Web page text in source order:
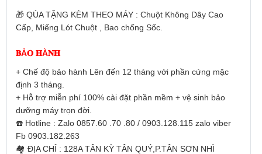
🎁 QÙA TẶNG KÈM THEO MÁY : Chuột Không Dây Cao
Cấp, Miếng Lót Chuột , Bao chống Sốc.
𝐁Ả𝐎 𝐇À𝐍𝐇
+ Chế độ bảo hành Lên đến 12 tháng với phần cứng mặc
định 3 tháng.
+ Hỗ trợ miễn phí 100% cài đặt phần mềm + vệ sinh bảo
dưỡng máy trọn đời.
☎️ Hotline : Zalo 0857.60 .70 .80 / 0903.128.115 zalo viber
Fb 0903.182.263
🏘 ĐỊA CHỈ : 128A TÂN KỲ TÂN QUÝ,P.TÂN SƠN NHÌ